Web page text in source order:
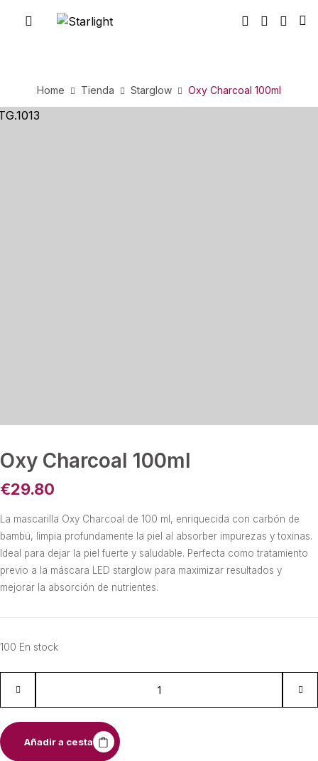
Home Tienda Starglow Oxy Charcoal 100ml
Oxy Charcoal 100ml
La mascarilla Oxy Charcoal de 100 ml, enriquecida con carbón de
bambú, limpia profundamente la piel al absorber impurezas y toxinas.
Ideal para dejar la piel fuerte y saludable. Perfecta como tratamiento
previo a la máscara LED starglow para maximizar resultados y
mejorar la absorción de nutrientes.
€29.80
100 En stock
Añadir a cesta